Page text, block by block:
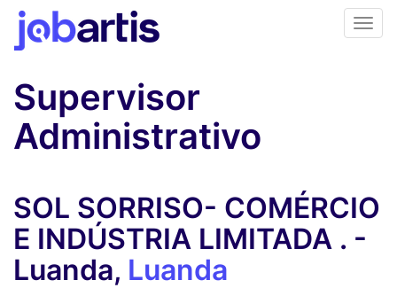
Supervisor
Administrativo
SOL SORRISO- COMÉRCIO
E INDÚSTRIA LIMITADA . -
Luanda, Luanda